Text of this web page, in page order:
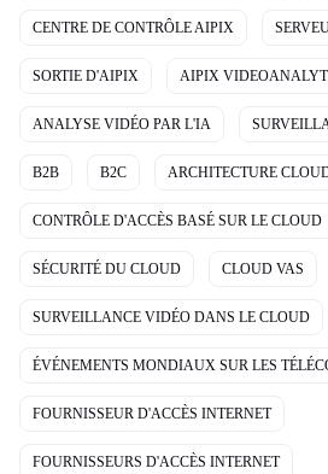
CENTRE DE CONTRÔLE AIPIX
SORTIE D'AIPIX AIPIX
ANALYSE VIDÉO PAR L'IA
B2B B2C ARCHITECTURE
CONTRÔLE D'ACCÈS BASÉ SUR LE CLOUD
SÉCURITÉ DU CLOUD CLOUD VAS
SURVEILLANCE VIDÉO DANS LE CLOUD
ÉVÉNEMENTS MONDIAUX SUR LES
FOURNISSEUR D'ACCÈS INTERNET
FOURNISSEURS D'ACCÈS INTERNET